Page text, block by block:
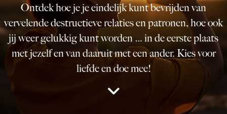
Ontdek hoe je je eindelijk kunt bevrijden van
vervelende destructieve relaties en patronen, hoe ook
jij weer gelukkig kunt worden … in de eerste plaats
met jezelf en van daaruit met een ander. Kies voor
liefde en doe mee!